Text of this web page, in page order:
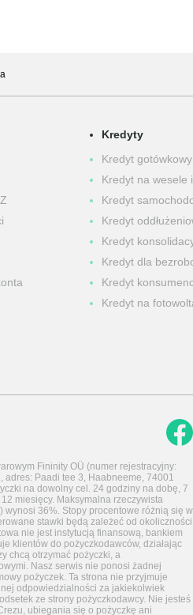
Kredyty
Kredyt gotówkowy
Kredyt na wesele
Kredyt
Kredyt
Kredyt
Kredyt dla
Kredyt
Kredyt na
Fininity OÜ (numer rejestracyjny:
adres: Paadi tee 3, Haabneeme, 74001
na dowolny cel. 24 godziny na dobę, 7
miesięcy. Maksymalna rzeczywista
wynosi 36%. Stopy procentowe różnią się w
stawki będą zależeć od okoliczności
nie jest instytucją finansową, bankiem
klientów do pożyczkodawców, działając
chcą otrzymać pożyczki, a
Nasz serwis nie ponosi żadnej
pożyczek. Ta strona nie przyjmuje
odpowiedzialności za jakiekolwiek
ze strony pożyczkodawcy. Nie jesteś
ubiegania się o pożyczkę ani